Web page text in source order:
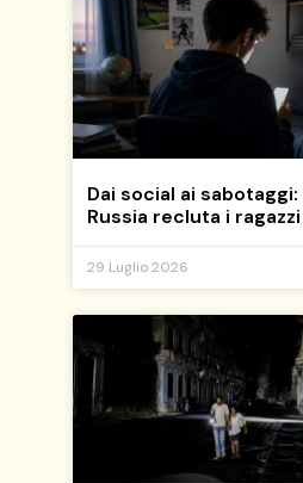
Dai social ai
Russia recluta i
29 Luglio 2026